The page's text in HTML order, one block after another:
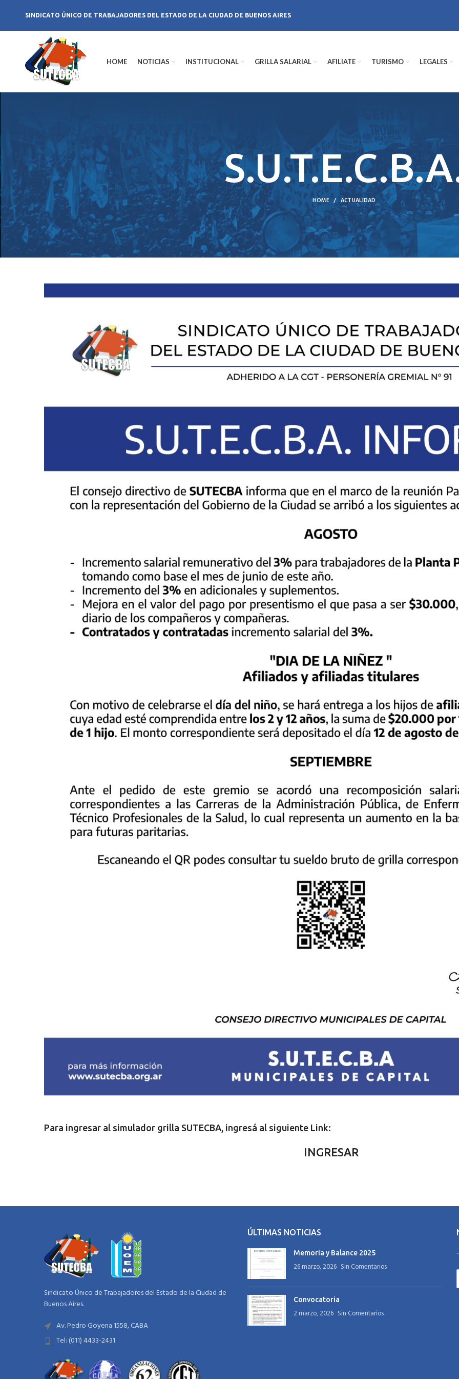
SINDICATO ÚNICO DE TRABAJADORES DEL ESTADO DE LA CIUDAD DE BUENOS AIRES
HOME NOTICIAS INSTITUCIONAL GRILLA SALARIAL AFILIATE TURISMO LEGALES
HOME ACTUALIDAD
Para ingresar al simulador grilla SUTECBA, ingresá al siguiente Link:
INGRESAR
Sindicato Único de Trabajadores del Estado de la Ciudad de
Buenos Aires.
Av. Pedro Goyena 1558, CABA
Tel: (011) 4433-2431
ÚLTIMAS NOTICIAS
Memoria y Balance 2025
26 marzo, 2026 Sin Comentarios
Convocatoria
2 marzo, 2026 Sin Comentarios